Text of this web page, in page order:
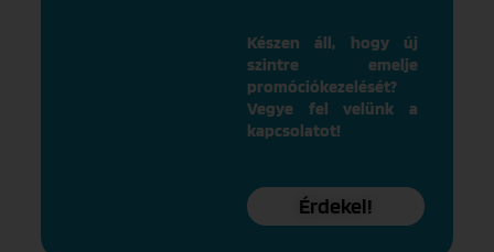
Készen áll, hogy új
szintre emelje
promóciókezelését?
Vegye fel velünk a
kapcsolatot!
Érdekel!